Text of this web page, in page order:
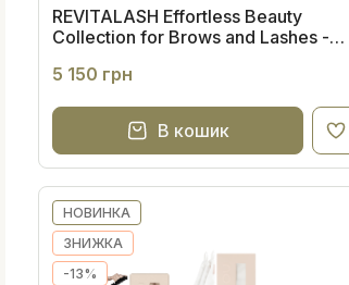
REVITALASH Effortless Beauty
Collection for Brows and Lashes -
5 150 грн
В кошик
НОВИНКА
ЗНИЖКА
-13%